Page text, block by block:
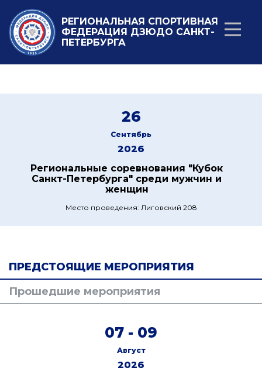
РЕГИОНАЛЬНАЯ СПОРТИВНАЯ
ФЕДЕРАЦИЯ ДЗЮДО САНКТ-
ПЕТЕРБУРГА
26
Сентябрь
2026
Региональные соревнования "Кубок
Санкт-Петербурга" среди мужчин и
женщин
Место проведения: Лиговский 208
ПРЕДСТОЯЩИЕ МЕРОПРИЯТИЯ
Прошедшие мероприятия
07 - 09
Август
2026